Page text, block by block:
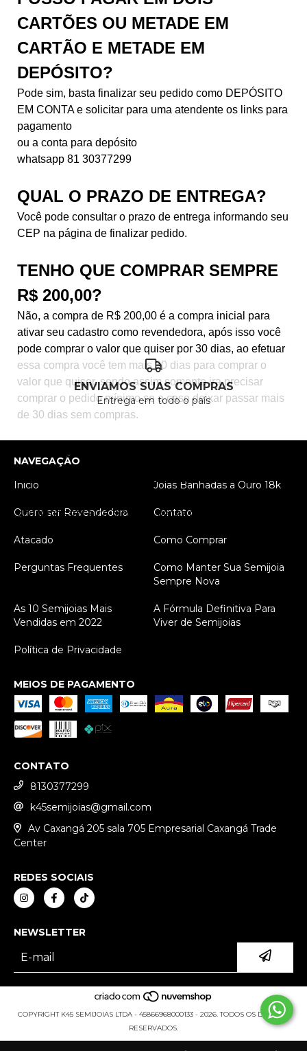
CARTÕES OU METADE EM
CARTÃO E METADE EM
DEPÓSITO?
Pode sim, basta finalizar seu pedido como DEPÓSITO
EM CONTA e solicitar para uma atendente os links para
pagamento
ou a conta para depósito
whatsapp 81 30377299
QUAL O PRAZO DE ENTREGA?
Você pode consultar o prazo de entrega informando seu
CEP na página de finalizar pedido.
TENHO QUE COMPRAR SEMPRE
R$ 200,00?
Não, a compra de R$ 200,00 é a compra inicial para
ativar seu cadastro como revendedora, após isso você
pode comprar o valor que quiser por 30 dias, ao efetuar
essa compra você tem mais 30 dias para comprar o
valor que quiser, sendo assim somente ira precisar
comprar o pedido mínimo se a caso deixar passar mais
de 30 dias sem compras.
POSSO DEVOLVER O QUE NÃO
CONSEGUIR REVENDER?
aceitamos troca de 30% das peças o útimo pedido
ENVIAMOS SUAS COMPRAS
Entrega em todo o país
NAVEGAÇÃO
Início
Joias Banhadas a Ouro 18k
Quero ser Revendedora Contato
Atacado Como Comprar
Perguntas Frequentes
Como Manter Sua Semijoia
Sempre Nova
As 10 Semijoias Mais
Vendidas em 2022
A Fórmula Definitiva Para
Viver de Semijoias
Política de Privacidade
MEIOS DE PAGAMENTO
CONTATO
8130377299
k45semijoias@gmail.com
Av Caxangá 205 sala 705 Empresarial Caxangá Trade
Center
REDES SOCIAIS
NEWSLETTER
COPYRIGHT K45 SEMIJOIAS LTDA - 45866968000133 - 2026. TODOS OS DIREITOS
RESERVADOS.